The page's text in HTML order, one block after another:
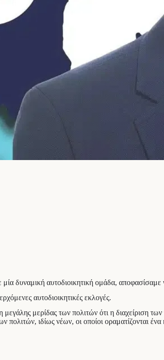
δυναμική αυτοδιοικητική ομάδα,
αυτοδιοικητικές εκλογές.
μερίδας των πολιτών ότι η διαχείριση
ιδίως νέων, οι οποίοι οραματίζονται